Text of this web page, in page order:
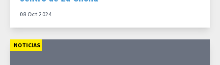
08 Oct 2024
NOTICIAS